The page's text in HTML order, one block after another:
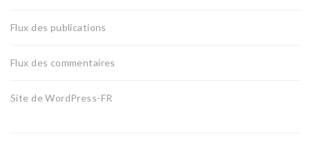
Flux des publications
Flux des commentaires
Site de WordPress-FR